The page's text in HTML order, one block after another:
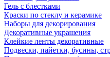
Гель с блестками
Краски по стеклу и керамике
Наборы для декорирования
Декоративные украшения
Клейкие ленты декоративные
Подвески, пайетки, бусины,